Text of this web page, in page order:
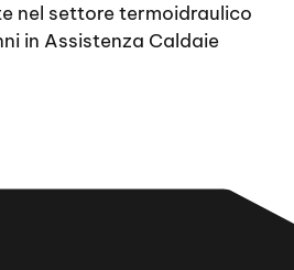
nel settore termoidraulico
in Assistenza Caldaie